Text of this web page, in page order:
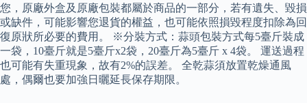
您，原廠外盒及原廠包裝都屬於商品的一部分，若有遺失、毀損
或缺件，可能影響您退貨的權益，也可能依照損毀程度扣除為回
復原狀所必要的費用。 ※分裝方式：蒜頭包裝方式每5臺斤裝成
一袋，10臺斤就是5臺斤x2袋，20臺斤為5臺斤 x 4袋。 運送過程
也可能有失重現象，故有2%的誤差。 全乾蒜須放置乾燥通風
處，偶爾也要加強日曬延長保存期限。